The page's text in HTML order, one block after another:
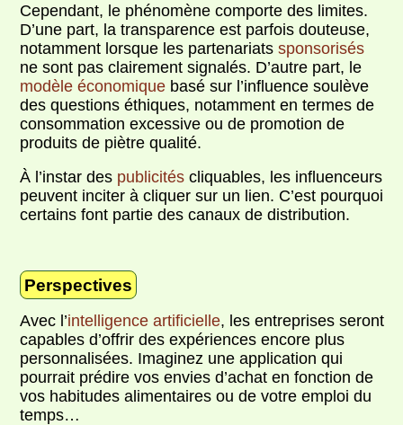
Cependant, le phénomène comporte des limites.
D’une part, la transparence est parfois douteuse,
notamment lorsque les partenariatssponsorisés
ne sont pas clairement signalés. D’autre part, le
modèle économique basé sur l’influence soulève
des questions éthiques, notamment en termes de
consommation excessive ou de promotion de
produits de piètre qualité.
À l’instar des publicités cliquables, les influenceurs
peuvent inciter à cliquer sur un lien. C’est pourquoi
certains font partie des canaux de distribution.
Perspectives
Avec l’intelligence artificielle, les entreprises seront
capables d’offrir des expériences encore plus
personnalisées. Imaginez une application qui
pourrait prédire vos envies d’achat en fonction de
vos habitudes alimentaires ou de votre emploi du
temps…